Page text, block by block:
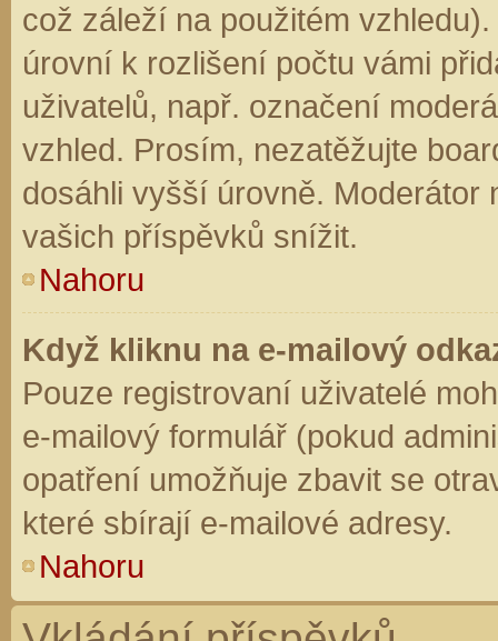
což záleží na použitém
úrovní k rozlišení počtu vámi
uživatelů, např. označení
vzhled. Prosím, nezatěžujte
dosáhli vyšší úrovně. Moderátor
vašich příspěvků snížit.
Nahoru
Když kliknu na e-mailový
Pouze registrovaní uživatelé
e-mailový formulář (pokud
opatření umožňuje zbavit se
které sbírají e-mailové adresy.
Nahoru